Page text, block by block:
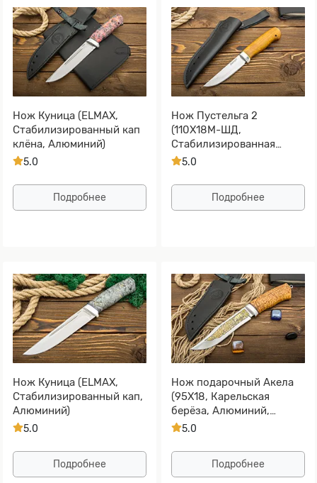
Нож Куница (ELMAX,
Стабилизированный кап
клёна, Алюминий)
5.0
Подробнее
Нож Пустельга 2
(110Х18М-ШД,
Стабилизированная
карельская береза,
5.0
Подробнее
Нож Куница (ELMAX,
Стабилизированный кап,
Алюминий)
5.0
Подробнее
Нож подарочный Акела
(95Х18, Карельская
берёза, Алюминий,
Золочение рисунка на
5.0
Подробнее